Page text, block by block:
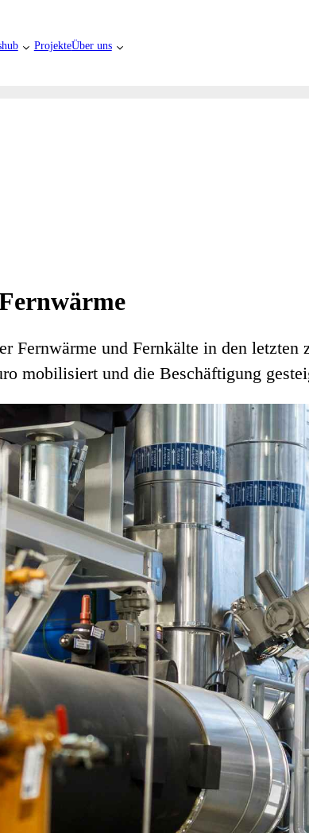
ProjekteÜber uns
Fernwärme und Fernkälte in den letzten
mobilisiert und die Beschäftigung